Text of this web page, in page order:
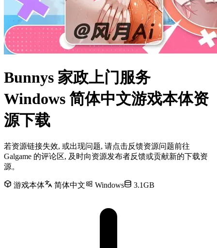
Bunnys 家政上门服务
Windows 简体中文游戏本体资
源下载
若资源链接失效, 或出现问题, 请点击反馈资源问题前往
Galgame 的评论区, 及时向资源发布者反馈或贡献新的下载资
源。
游戏本体 简体中文 Windows 3.1GB